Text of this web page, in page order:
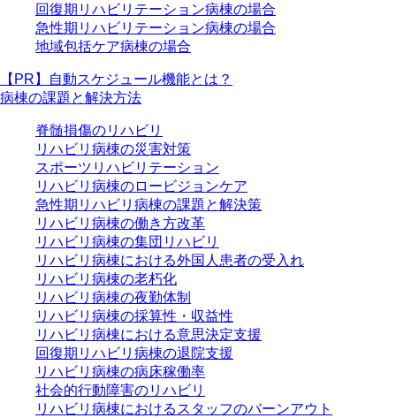
回復期リハビリテーション病棟の場合
急性期リハビリテーション病棟の場合
地域包括ケア病棟の場合
【PR】自動スケジュール機能とは？
病棟の課題と解決方法
脊髄損傷のリハビリ
リハビリ病棟の災害対策
スポーツリハビリテーション
リハビリ病棟のロービジョンケア
急性期リハビリ病棟の課題と解決策
リハビリ病棟の働き方改革
リハビリ病棟の集団リハビリ
リハビリ病棟における外国人患者の受入れ
リハビリ病棟の老朽化
リハビリ病棟の夜勤体制
リハビリ病棟の採算性・収益性
リハビリ病棟における意思決定支援
回復期リハビリ病棟の退院支援
リハビリ病棟の病床稼働率
社会的行動障害のリハビリ
リハビリ病棟におけるスタッフのバーンアウト